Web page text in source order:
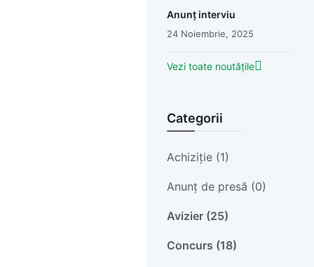
Anunț interviu
24 Noiembrie, 2025
Vezi toate noutățile
Categorii
Achiziție (1)
Anunț de presă (0)
Avizier (25)
Concurs (18)